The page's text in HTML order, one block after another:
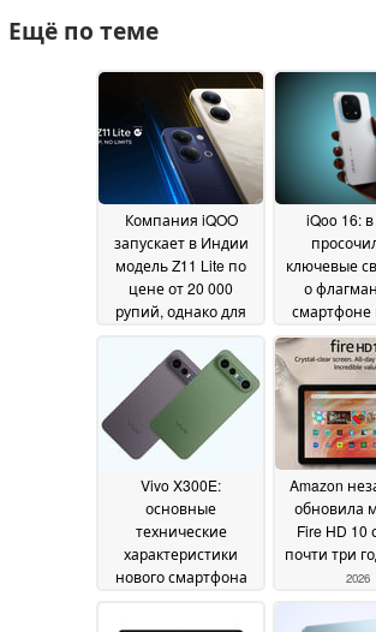
Ещё по теме
Компания iQOO
запускает в Индии
модель Z11 Lite по
цене от 20 000
рупий, однако для
дорогих вариантов
потребуется
банковская скидка,
чтобы цена осталась
на этом уровне
iQoo 16:
ключевые
о
смартфоне
поколения
Vivo X300E:
основные
технические
характеристики
нового смартфона
Amazon
обновила
Fire HD 10
почти три
2026